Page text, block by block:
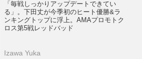
「毎戦しっかりアップデートできてい
る」。下田丈が今季初のヒート優勝&ラ
ンキングトップに浮上。AMAプロモトク
ロス第5戦レッドバッド
Izawa Yuka